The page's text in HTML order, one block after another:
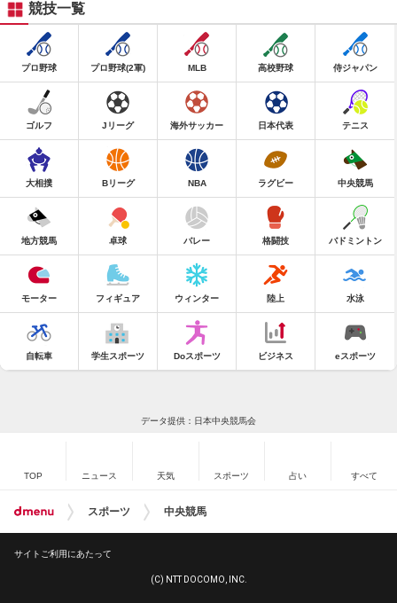
競技一覧
プロ野球 プロ野球(2軍) MLB 高校野球 侍ジャパン
ゴルフ Jリーグ 海外サッカー 日本代表 テニス
大相撲 Bリーグ NBA ラグビー 中央競馬
地方競馬 卓球 バレー 格闘技 バドミントン
モーター フィギュア ウィンター 陸上 水泳
自転車 学生スポーツ Doスポーツ ビジネス eスポーツ
データ提供：日本中央競馬会
TOP ニュース 天気 スポーツ 占い すべて
スポーツ 中央競馬
サイトご利用にあたって
(C) NTT DOCOMO, INC.